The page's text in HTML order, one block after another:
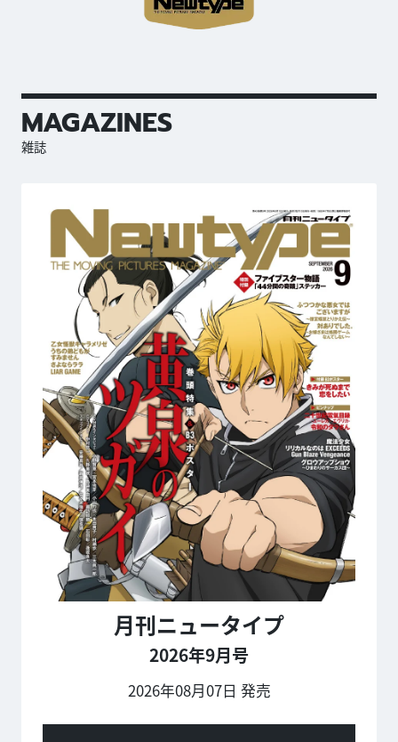
MAGAZINES
雑誌
月刊ニュータイプ
2026年9月号
2026年08月07日 発売